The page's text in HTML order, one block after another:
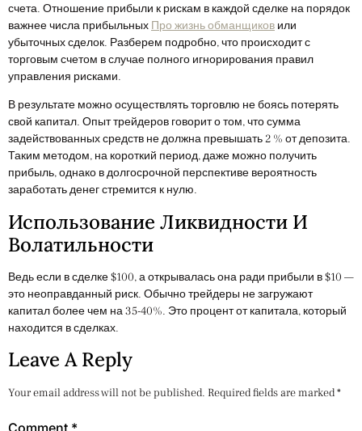
счета. Отношение прибыли к рискам в каждой сделке на порядок
важнее числа прибыльных Про жизнь обманщиков или
убыточных сделок. Разберем подробно, что происходит с
торговым счетом в случае полного игнорирования правил
управления рисками.
В результате можно осуществлять торговлю не боясь потерять
свой капитал. Опыт трейдеров говорит о том, что сумма
задействованных средств не должна превышать 2 % от депозита.
Таким методом, на короткий период, даже можно получить
прибыль, однако в долгосрочной перспективе вероятность
заработать денег стремится к нулю.
Использование Ликвидности И
Волатильности
Ведь если в сделке $100, а открывалась она ради прибыли в $10 —
это неоправданный риск. Обычно трейдеры не загружают
капитал более чем на 35-40%. Это процент от капитала, который
находится в сделках.
Leave A Reply
Your email address will not be published. Required fields are marked*